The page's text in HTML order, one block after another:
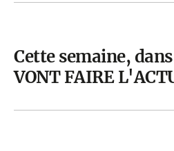
Cette semaine,
VONT FAIRE